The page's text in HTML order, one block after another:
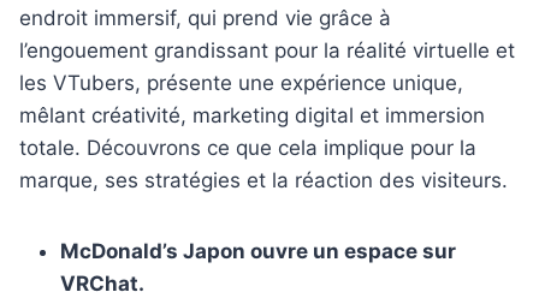
endroit immersif, qui prend vie grâce à
l’engouement grandissant pour la réalité virtuelle et
les VTubers, présente une expérience unique,
mêlant créativité, marketing digital et immersion
totale. Découvrons ce que cela implique pour la
marque, ses stratégies et la réaction des visiteurs.
McDonald’s Japon ouvre un espace sur
VRChat.